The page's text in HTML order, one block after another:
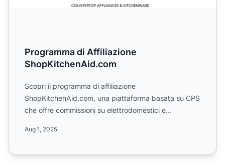
Programma di Affiliazione
ShopKitchenAid.com
Scopri il programma di affiliazione
ShopKitchenAid.com, una piattaforma basata su CPS
che offre commissioni su elettrodomestici e
Aug 1, 2025